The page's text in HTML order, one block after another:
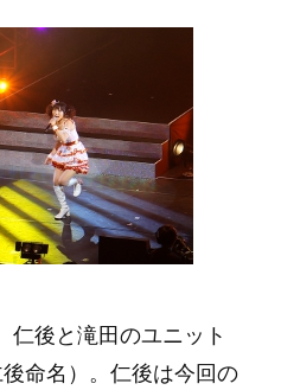
仁後と滝田のユニット
命名）。仁後は今回の